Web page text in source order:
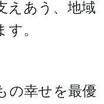
えあう、地域
。
の幸せを最優